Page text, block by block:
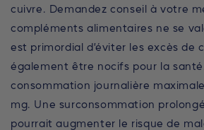
cuivre. Demandez conseil à votre
compléments alimentaires ne se
est primordial d’éviter les excès de
également être nocifs pour la
consommation journalière
mg. Une surconsommation
pourrait augmenter le risque de